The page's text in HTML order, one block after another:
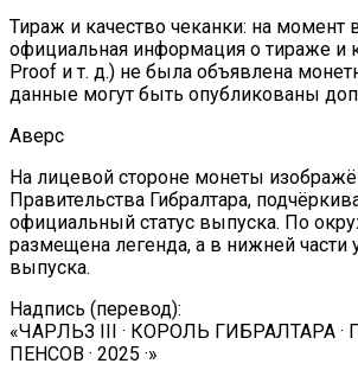
Тираж и качество чеканки: на момент
официальная информация о тираже и
Proof и т. д.) не была объявлена
данные могут быть опубликованы
Аверс
На лицевой стороне монеты
Правительства Гибралтара,
официальный статус выпуска. По
размещена легенда, а в нижней части
выпуска.
Надпись (перевод):
«ЧАРЛЬЗ III · КОРОЛЬ ГИБРАЛТАРА ·
ПЕНСОВ · 2025 ·»